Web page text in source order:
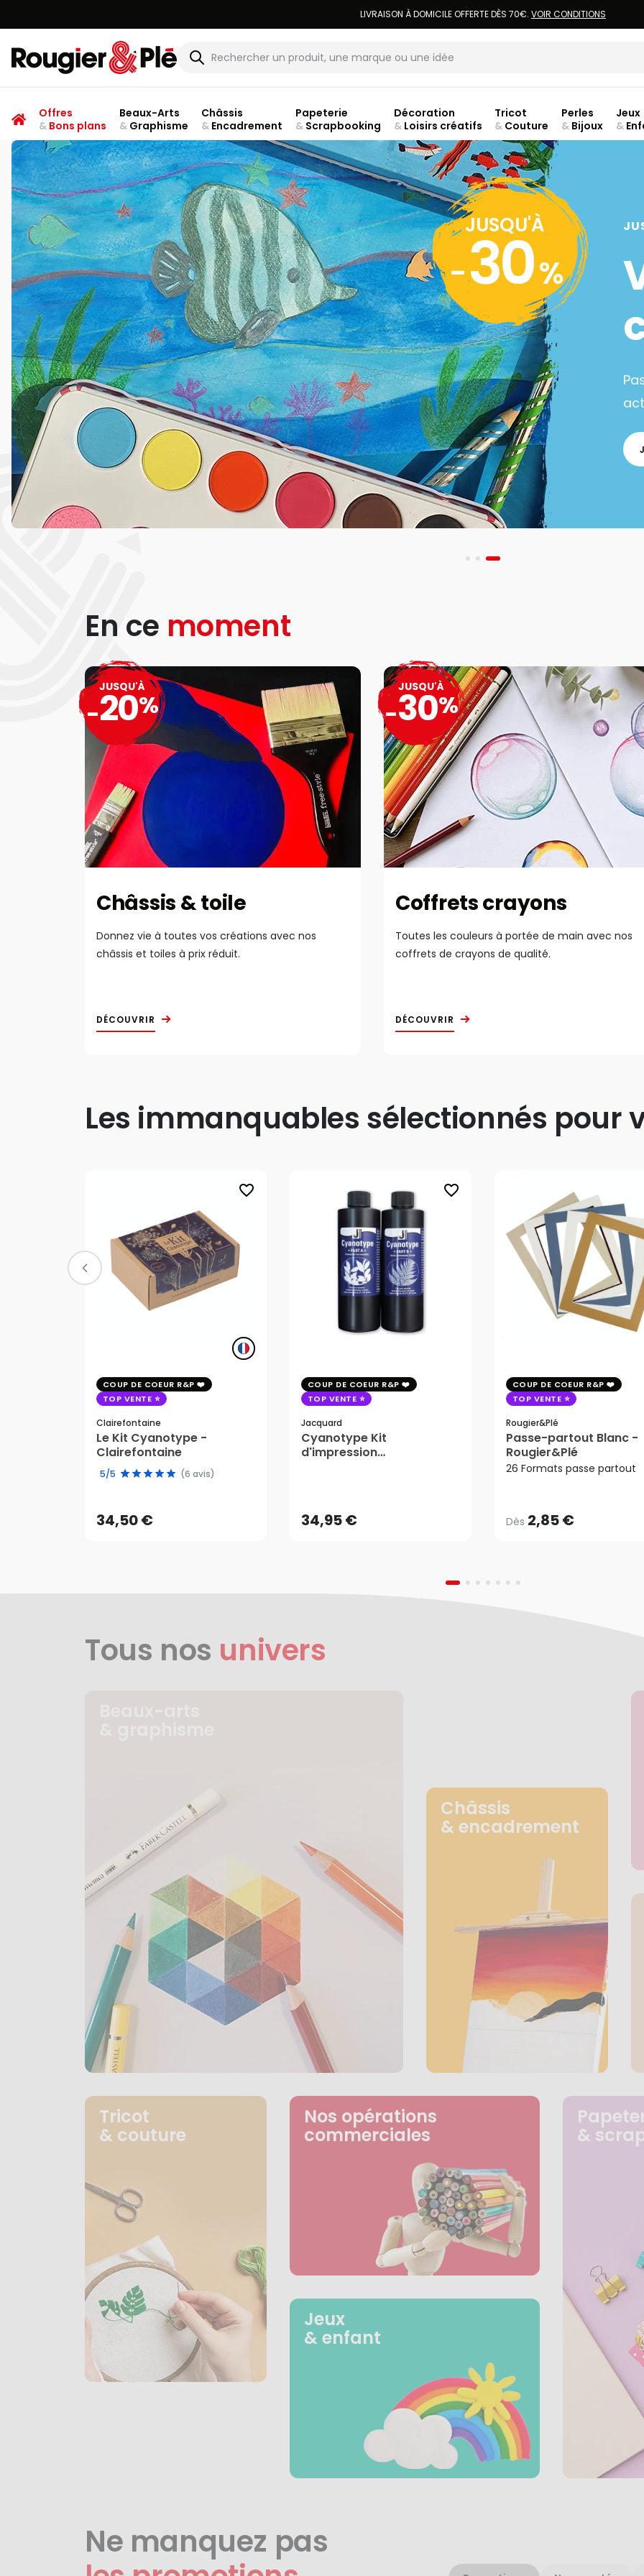
LIVRAISON À DOMICILE OFFERTE DÈS 70€. VOIR CONDITIONS
Rougier & Plé
Offres
&Bons plans
Beaux-Arts
&Graphisme
Châssis
&Encadrement
Papeterie
&Scrapbooking
Décoration
&Loisirs créatifs
Tricot
& Couture
Perles
& Bijoux
Jeux
&
JUSQU'À
-30%
En ce moment
Châssis & toile
Donnez vie à toutes vos créations avec nos
châssis et toiles à prix réduit.
DÉCOUVRIR
JUSQU'À
-20%
Coffrets crayons
Toutes les couleurs à portée de main avec nos
coffrets de crayons de qualité.
DÉCOUVRIR
JUSQU'À
-30%
Les immanquables sélectionnés pour
favorite_border
COUP DE COEUR R&P
TOP VENTE
Clairefontaine
Le Kit Cyanotype -
Clairefontaine
5/5 (6 avis)
34,50 €
34,50 €
AJOUTER AU PANIER
favorite_border
COUP DE COEUR R&P
TOP VENTE
Jacquard
Cyanotype Kit
d'impression
34,95 €AJOUTER AU PANIER
COUP DE COEUR R&P
TOP VENTE
Rougier&plé
Passe-partout Blanc -
Rougier&Plé
26 Formats passe partout
Dès 2,85 €
Dès2,85 €
Tous nos univers
Châssis
& encadrement
Tricot
& couture
Nos opérations
commerciales
Jeux
& enfant
&
Ne manquez pas